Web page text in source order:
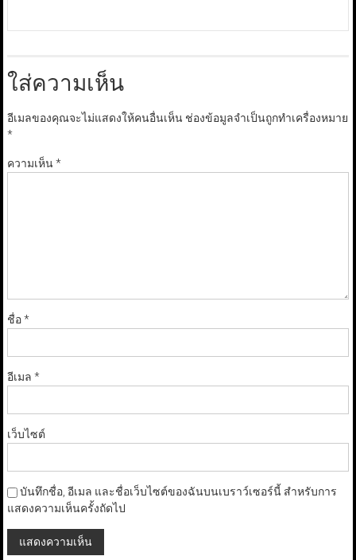
ใส่ความเห็น
อีเมลของคุณจะไม่แสดงให้คนอื่นเห็น ช่องข้อมูลจำเป็นถูกทำเครื่องหมาย
*
ความเห็น*
ชื่อ*
อีเมล *
เว็บไซต์
บันทึกชื่อ, อีเมล และชื่อเว็บไซต์ของฉันบนเบราว์เซอร์นี้ สำหรับการ
แสดงความเห็นครั้งถัดไป